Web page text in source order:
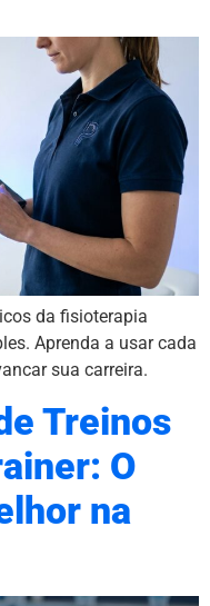
da fisioterapia
Aprenda a usar cada
sua carreira.
Treinos
O
na